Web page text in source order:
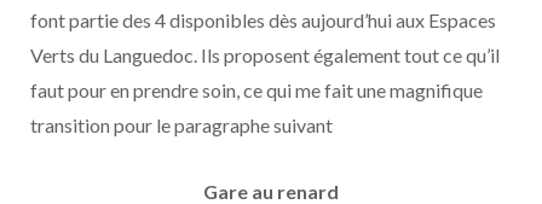
font partie des 4 disponibles dès aujourd’hui aux Espaces
Verts du Languedoc. Ils proposent également tout ce qu’il
faut pour en prendre soin, ce qui me fait une magnifique
transition pour le paragraphe suivant
Gare au renard